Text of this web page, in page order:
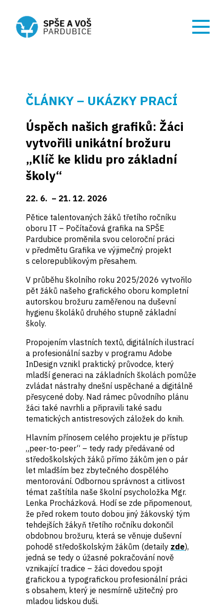
ČLÁNKY – UKÁZKY PRACÍ
Úspěch našich grafiků: Žáci
vytvořili unikátní brožuru
„Klíč ke klidu pro základní
školy“
22. 6. – 21. 12. 2026
Pětice talentovaných žáků třetího ročníku
oboru IT – Počítačová grafika na SPŠE
Pardubice proměnila svou celoroční práci
v předmětu Grafika ve výjimečný projekt
s celorepublikovým přesahem.
V průběhu školního roku 2025/2026 vytvořilo
pět žáků našeho grafického oboru kompletní
autorskou brožuru zaměřenou na duševní
hygienu školáků druhého stupně základní
školy.
Propojením vlastních textů, digitálních ilustrací
a profesionální sazby v programu Adobe
InDesign vznikl praktický průvodce, který
mladší generaci na základních školách pomůže
zvládat nástrahy dnešní uspěchané a digitálně
přesycené doby. Nad rámec původního plánu
žáci také navrhli a připravili také sadu
tematických antistresových záložek do knih.
Hlavním přínosem celého projektu je přístup
„peer-to-peer“ – tedy rady předávané od
středoškolských žáků přímo žákům jen o pár
let mladším bez zbytečného dospělého
mentorování. Odbornou správnost a citlivost
témat zaštítila naše školní psycholožka Mgr.
Lenka Procházková. Hodí se zde připomenout,
že před rokem touto dobou jiný žákovský tým
tehdejších žákyň třetího ročníku dokončil
obdobnou brožuru, která se věnuje duševní
pohodě středoškolským žákům (detaily zde),
jedná se tedy o úžasné pokračování nově
vznikající tradice – žáci dovedou spojit
grafickou a typografickou profesionální práci
s obsahem, který je nesmírně užitečný pro
mladou lidskou duši.